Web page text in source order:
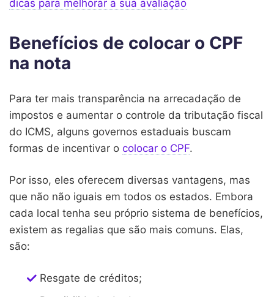
dicas para melhorar a sua avaliação
Benefícios de colocar o CPF
na nota
Para ter mais transparência na arrecadação de
impostos e aumentar o controle da tributação fiscal
do ICMS, alguns governos estaduais buscam
formas de incentivar o colocar o CPF.
Por isso, eles oferecem diversas vantagens, mas
que não não iguais em todos os estados. Embora
cada local tenha seu próprio sistema de benefícios,
existem as regalias que são mais comuns. Elas,
são:
Resgate de créditos;